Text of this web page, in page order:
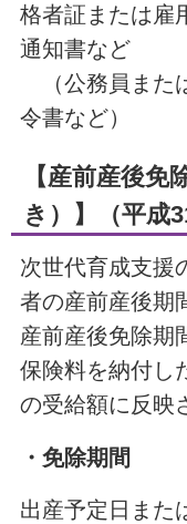
格者証または雇
通知書など
（公務員また
令書など）
【産前産後免
き）】（平成
次世代育成支援
者の産前産後期
産前産後免除期
保険料を納付し
の受給額に反映
・免除期間
出産予定日また